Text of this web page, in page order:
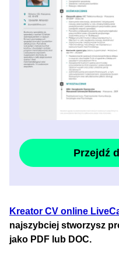
Przejdź
Kreator CV online
najszybciej stworzysz
jako PDF lub DOC.